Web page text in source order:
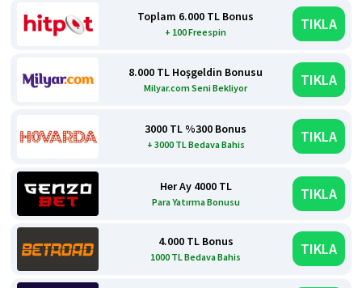
Toplam 6.000 TL Bonus
+ 100 Freespin TIKLA
8.000 TL Hoşgeldin Bonusu
Milyar.com Seni Bekliyor TIKLA
3000 TL %300 Bonus
+ 3000 TL Bedava Bahis TIKLA
Her Ay 4000 TL
Para Yatırma Bonusu TIKLA
4.000 TL Bonus
1000 TL Bedava Bahis TIKLA